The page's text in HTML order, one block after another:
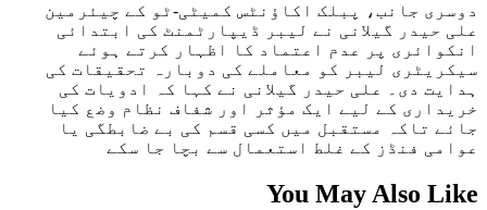
دوسری جانب، پبلک اکاؤنٹس کمیٹی-ٹو کے چیئرمین
علی حیدر گیلانی نے لیبر ڈیپارٹمنٹ کی ابتدائی
انکوائری پر عدم اعتماد کا اظہار کرتے ہوئے
سیکریٹری لیبر کو معاملے کی دوبارہ تحقیقات کی
ہدایت دی۔ علی حیدر گیلانی نے کہا کہ ادویات کی
خریداری کے لیے ایک مؤثر اور شفاف نظام وضع کیا
جائے تاکہ مستقبل میں کسی قسم کی بے ضابطگی یا
عوامی فنڈز کے غلط استعمال سے بچا جا سکے
You May Also Like